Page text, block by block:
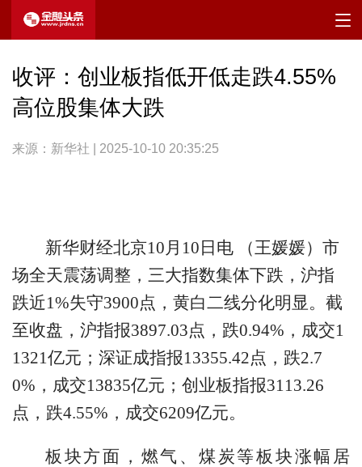
收评：创业板指低开低走跌4.55%
高位股集体大跌
来源：新华社 | 2025-10-10 20:35:25
新华财经北京10月10日电 （王媛媛）市
场全天震荡调整，三大指数集体下跌，沪指
跌近1%失守3900点，黄白二线分化明显。截
至收盘，沪指报3897.03点，跌0.94%，成交1
1321亿元；深证成指报13355.42点，跌2.7
0%，成交13835亿元；创业板指报3113.26
点，跌4.55%，成交6209亿元。
板块方面，燃气、煤炭等板块涨幅居